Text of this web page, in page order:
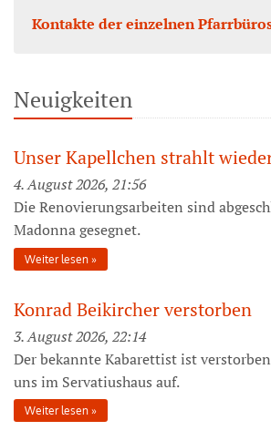
Kontakte der einzelnen
Neuigkeiten
Unser Kapellchen strahlt
4. August 2026, 21:56
Die Renovierungsarbeiten sind
Madonna gesegnet.
Weiter lesen
Konrad Beikircher verstorben
3. August 2026, 22:14
Der bekannte Kabarettist ist
uns im Servatiushaus auf.
Weiter lesen